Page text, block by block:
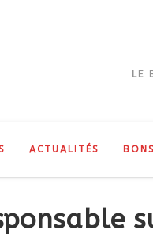
LE
ACTUALITÉS